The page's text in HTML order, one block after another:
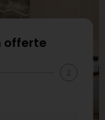
offerte